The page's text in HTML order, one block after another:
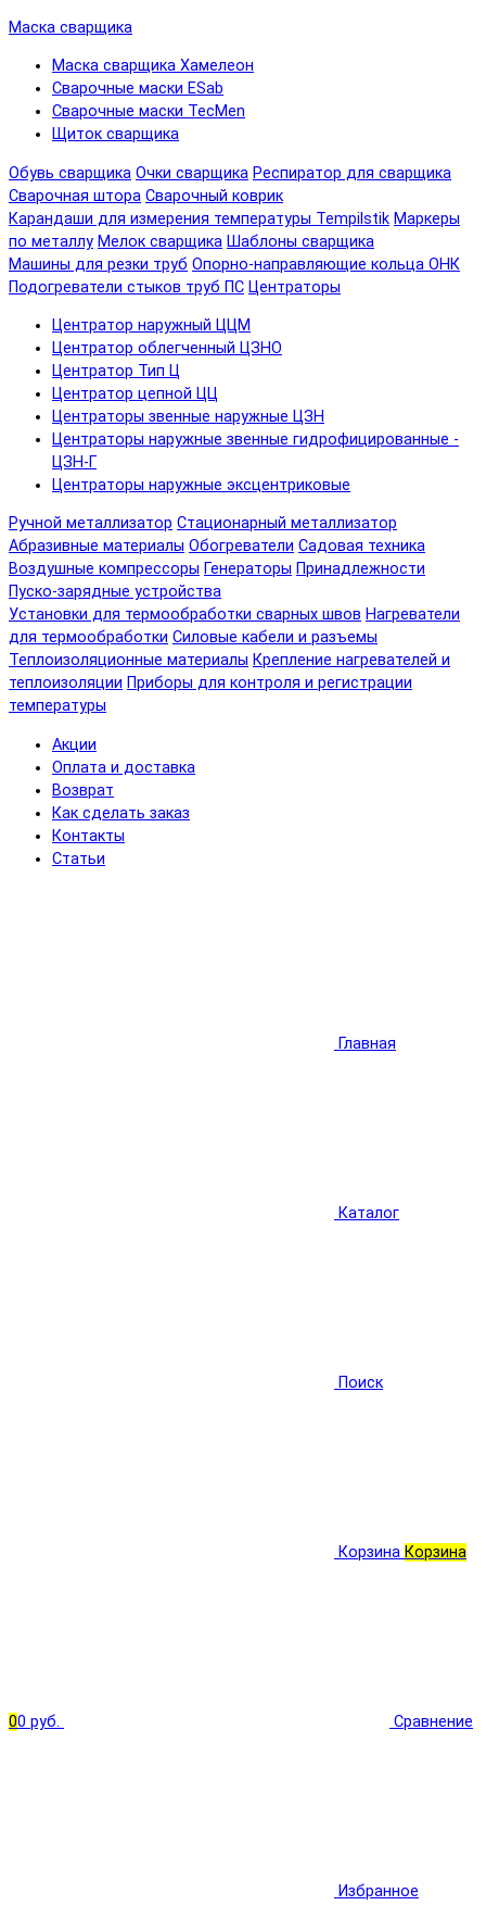
Маска сварщика
Маска сварщика Хамелеон
Сварочные маски ESab
Сварочные маски TecMen
Щиток сварщика
Обувь сварщика Очки сварщика Респиратор для сварщика
Сварочная штора Сварочный коврик
Карандаши для измерения температуры Tempilstik Маркеры
по металлу Мелок сварщика Шаблоны сварщика
Машины для резки труб Опорно-направляющие кольца ОНК
Подогреватели стыков труб ПС Центраторы
Центратор наружный ЦЦМ
Центратор облегченный ЦЗНО
Центратор Тип Ц
Центратор цепной ЦЦ
Центраторы звенные наружные ЦЗН
Центраторы наружные звенные гидрофицированные -
ЦЗН-Г
Центраторы наружные эксцентриковые
Ручной металлизатор Стационарный металлизатор
Абразивные материалы Обогреватели Садовая техника
Воздушные компрессоры Генераторы Принадлежности
Пуско-зарядные устройства
Установки для термообработки сварных швов Нагреватели
для термообработки Силовые кабели и разъемы
Теплоизоляционные материалы Крепление нагревателей и
теплоизоляции Приборы для контроля и регистрации
температуры
Акции
Оплата и доставка
Возврат
Как сделать заказ
Контакты
Статьи
Главная
Каталог
Поиск
Корзина Корзина
00 руб. Сравнение
Избранное